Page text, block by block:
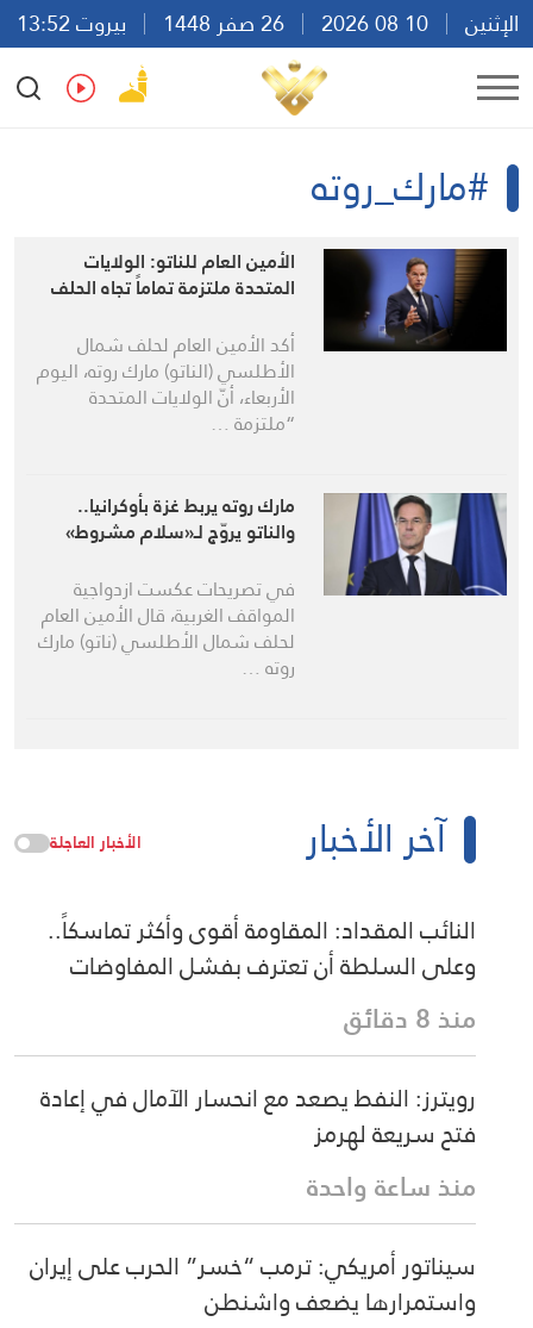
الإثنين
بيروت 13:52
Ar
En Fr Es
#مارك_روته
الأمين العام للناتو: الولايات
المتحدة ملتزمة تماماً تجاه الحلف
أكد الأمين العام لحلف شمال
الأطلسي (الناتو) مارك روته، اليوم
الأربعاء، أنّ الولايات المتحدة
“ملتزمة …
مارك روته يربط غزة بأوكرانيا..
والناتو يروّج لـ«سلام مشروط»
في تصريحات عكست ازدواجية
المواقف الغربية، قال الأمين العام
لحلف شمال الأطلسي (ناتو) مارك
روته …
آخر الأخبار الأخبار العاجلة
النائب المقداد: المقاومة أقوى وأكثر تماسكاً..
وعلى السلطة أن تعترف بفشل المفاوضات
منذ 8 دقائق
رويترز: النفط يصعد مع انحسار الآمال في إعادة
فتح سريعة لهرمز
منذ ساعة واحدة
سيناتور أمريكي: ترمب “خسر” الحرب على إيران
واستمرارها يضعف واشنطن